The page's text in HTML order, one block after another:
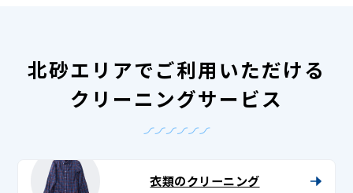
北砂エリアでご利用いただける
クリーニングサービス
衣類のクリーニング